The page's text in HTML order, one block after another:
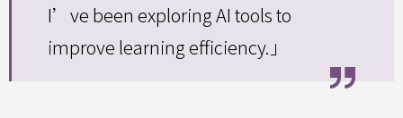
I’ve been exploring AI tools to
improve learning efficiency.」